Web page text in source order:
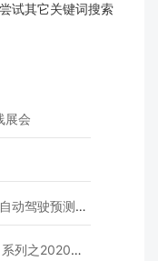
试其它关键词搜索
展会
预测模型挑战赛
年度开源峰会